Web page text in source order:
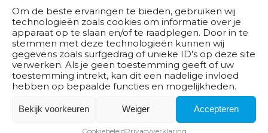
Om de beste ervaringen te bieden, gebruiken wij
technologieën zoals cookies om informatie over je
apparaat op te slaan en/of te raadplegen. Door in te
stemmen met deze technologieën kunnen wij
gegevens zoals surfgedrag of unieke ID's op deze site
verwerken. Als je geen toestemming geeft of uw
toestemming intrekt, kan dit een nadelige invloed
hebben op bepaalde functies en mogelijkheden.
Accepteren
Weiger
Bekijk voorkeuren
CookiebeleidPrivacyverklaring
Sustainable
Development
16 lesuren
Sustainable
Artikelpresentati
e met gebruik
van AIDA-model
De leerlingen leren